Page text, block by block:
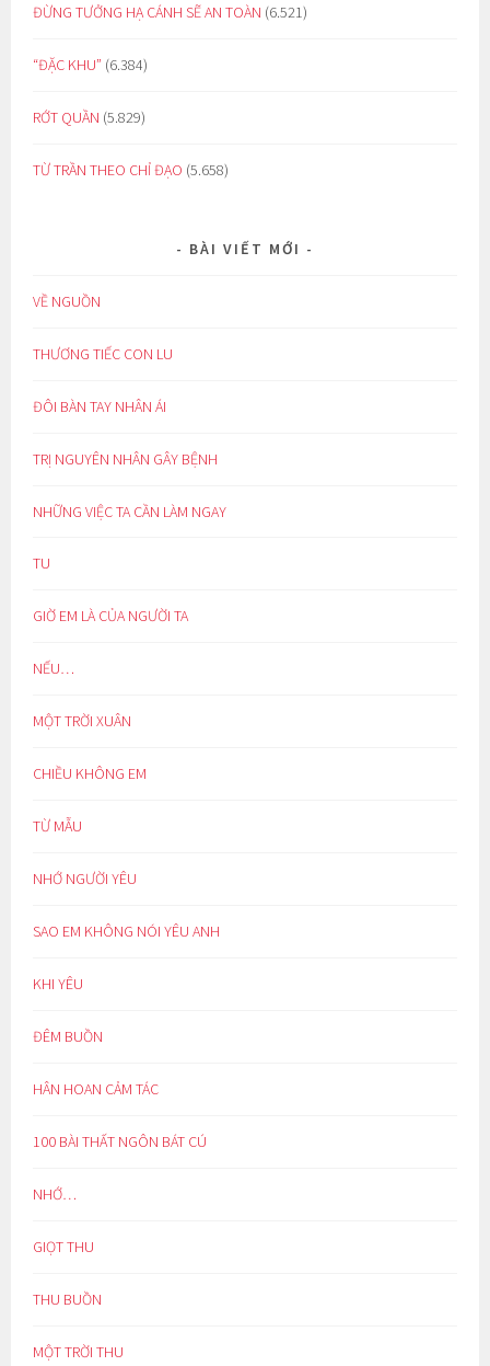
ĐỪNG TƯỞNG HẠ CÁNH SẼ AN TOÀN (6.521)
“ĐẶC KHU” (6.384)
RỚT QUẦN (5.829)
TỪ TRẦN THEO CHỈ ĐẠO (5.658)
BÀI VIẾT MỚI
VỀ NGUỒN
THƯƠNG TIẾC CON LU
ĐÔI BÀN TAY NHÂN ÁI
TRỊ NGUYÊN NHÂN GÂY BỆNH
NHỮNG VIỆC TA CẦN LÀM NGAY
TU
GIỜ EM LÀ CỦA NGƯỜI TA
NẾU…
MỘT TRỜI XUÂN
CHIỀU KHÔNG EM
TỪ MẪU
NHỚ NGƯỜI YÊU
SAO EM KHÔNG NÓI YÊU ANH
KHI YÊU
ĐÊM BUỒN
HÂN HOAN CẢM TÁC
100 BÀI THẤT NGÔN BÁT CÚ
NHỚ…
GIỌT THU
THU BUỒN
MỘT TRỜI THU